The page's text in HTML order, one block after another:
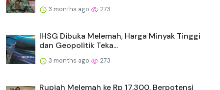
3 months ago 273
IHSG Dibuka Melemah, Harga Minyak Tinggi
dan Geopolitik Teka...
3 months ago 273
Rupiah Melemah ke Rp 17.300, Berpotensi